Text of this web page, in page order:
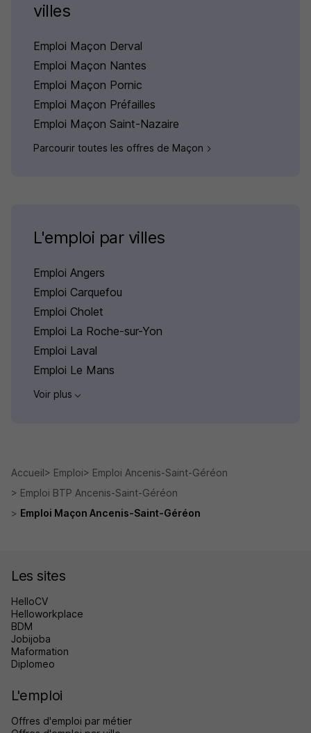
villes
Emploi Maçon Derval
Emploi Maçon Nantes
Emploi Maçon Pornic
Emploi Maçon Préfailles
Emploi Maçon Saint-Nazaire
Parcourir toutes les offres de Maçon
L'emploi par villes
Emploi Angers
Emploi Carquefou
Emploi Cholet
Emploi La Roche-sur-Yon
Emploi Laval
Emploi Le Mans
Voir plus
Accueil Emploi
Emploi Ancenis-Saint-Géréon
Emploi BTP Ancenis-Saint-Géréon
Emploi Maçon Ancenis-Saint-Géréon
Les sites
HelloCV
Helloworkplace
BDM
Jobijoba
Maformation
Diplomeo
L'emploi
Offres d'emploi par métier